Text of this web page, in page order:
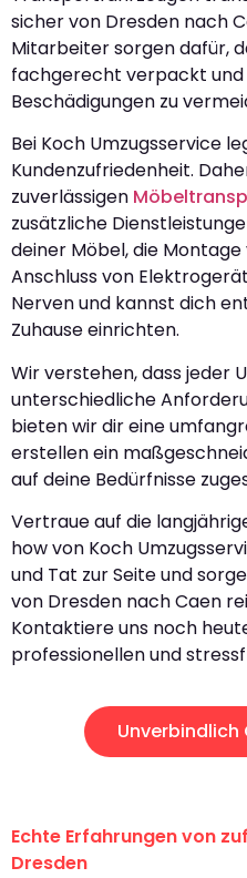
sicher von Dresden nach
Mitarbeiter sorgen dafür,
fachgerecht verpackt
Beschädigungen zu
Bei Koch Umzugsservice
Kundenzufriedenheit.
zuverlässigen
zusätzliche
deiner Möbel, die
Anschluss von
Nerven und kannst dich
Zuhause einrichten.
Wir verstehen, dass jeder
unterschiedliche
bieten wir dir eine
erstellen ein
auf deine Bedürfnisse
Vertraue auf die
how von Koch
und Tat zur Seite und
von Dresden nach Caen
Kontaktiere uns noch
professionellen und
Echte Erfahrungen von
Dresden